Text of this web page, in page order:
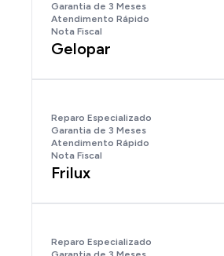
Garantia de 3 Meses
Atendimento Rápido
Nota Fiscal
Gelopar
Reparo Especializado
Garantia de 3 Meses
Atendimento Rápido
Nota Fiscal
Frilux
Reparo Especializado